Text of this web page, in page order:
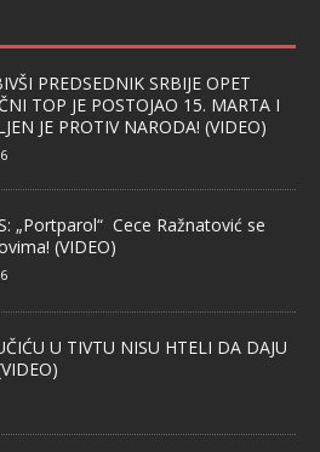
PREDSEDNIK SRBIJE OPET
TOP JE POSTOJAO 15. MARTA I
JE PROTIV NARODA! (VIDEO)
„Portparol“ Cece Ražnatović se
(VIDEO)
U TIVTU NISU HTELI DA DAJU